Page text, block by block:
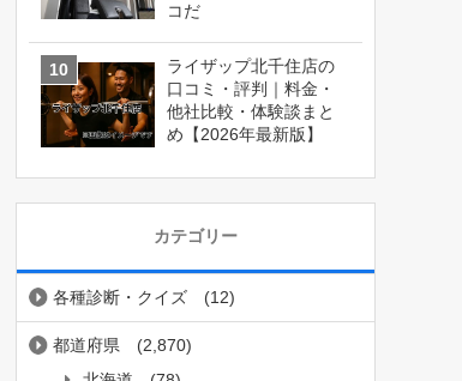
コだ
ライザップ北千住店の
口コミ・評判｜料金・
他社比較・体験談まと
め【2026年最新版】
カテゴリー
各種診断・クイズ (12)
都道府県
(2,870)